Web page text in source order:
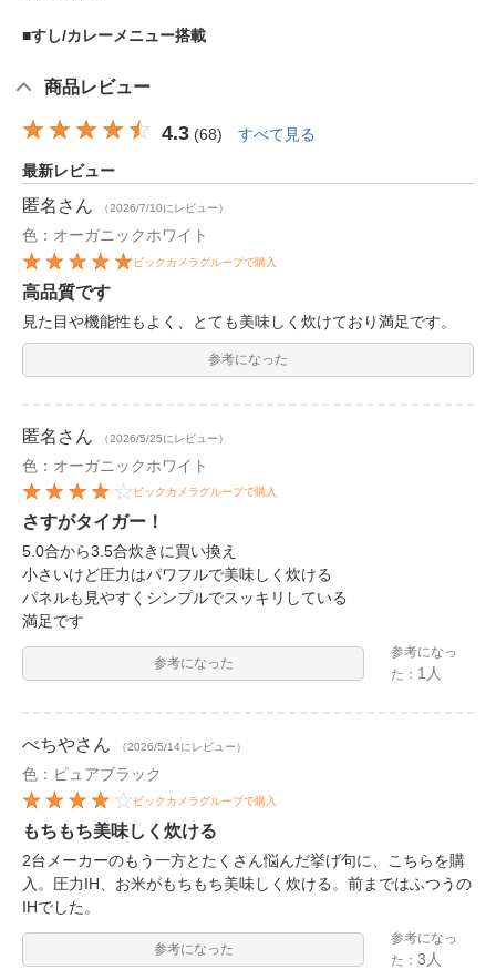
■すし/カレーメニュー搭載
商品レビュー
4.3 (68) すべて見る
最新レビュー
匿名 さん （2026/7/10にレビュー）
色：オーガニックホワイト
ビックカメラグループで購入
高品質です
見た目や機能性もよく、とても美味しく炊けており満足です。
参考になった
匿名 さん （2026/5/25にレビュー）
色：オーガニックホワイト
ビックカメラグループで購入
さすがタイガー！
5.0合から3.5合炊きに買い換え
小さいけど圧力はパワフルで美味しく炊ける
パネルも見やすくシンプルでスッキリしている
満足です
参考になった
参考になっ
た： 1人
べちやさん （2026/5/14にレビュー）
色：ピュアブラック
ビックカメラグループで購入
もちもち美味しく炊ける
2台メーカーのもう一方とたくさん悩んだ挙げ句に、こちらを購
入。圧力IH、お米がもちもち美味しく炊ける。前まではふつうの
IHでした。
参考になった
参考になっ
た：3人